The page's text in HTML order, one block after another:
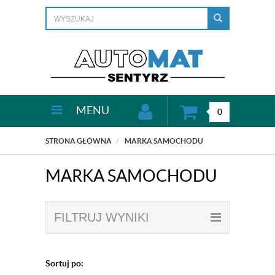
MENU 0
STRONA GŁÓWNA MARKA SAMOCHODU
MARKA SAMOCHODU
FILTRUJ WYNIKI
Sortuj po: